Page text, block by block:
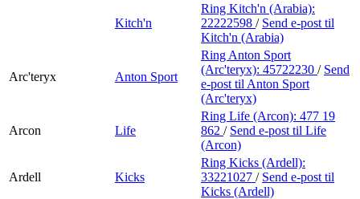
Kitch'n
Ring Kitch'n (Arabia):
22222598 / Send e-post til
Kitch'n (Arabia)
Arc'teryx Anton Sport
Ring Anton Sport
(Arc'teryx): 45722230 / Send
e-post til Anton Sport
(Arc'teryx)
Arcon Life
Ring Life (Arcon): 477 19
862 / Send e-post til Life
(Arcon)
Ardell Kicks
Ring Kicks (Ardell):
33221027 / Send e-post til
Kicks (Ardell)